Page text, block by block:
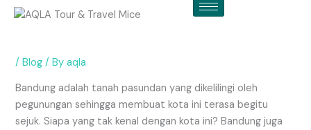
Skip
/Blog / Byaqla
Bandung adalah tanah pasundan yang dikelilingi oleh
pegunungan sehingga membuat kota ini terasa begitu
sejuk. Siapa yang tak kenal dengan kota ini? Bandung juga